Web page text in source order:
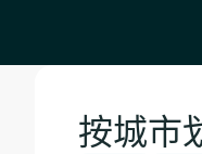
按城市